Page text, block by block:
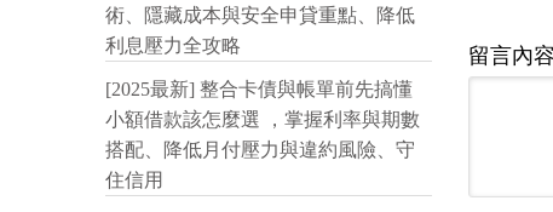
留言內
術、隱藏成本與安全申貸重點、降低
利息壓力全攻略
[2025最新] 整合卡債與帳單前先搞懂
小額借款該怎麼選 ，掌握利率與期數
搭配、降低月付壓力與違約風險、守
住信用